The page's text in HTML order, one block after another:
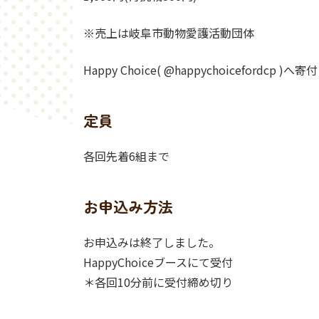
※売上は岐阜市動物愛護活動団体
Happy Choice( @happychoicefordcp )へ寄付
定員
各回先着6組まで
お申込み方法
お申込みは終了しました。
HappyChoiceブースにて受付
＊各回10分前に受付締め切り